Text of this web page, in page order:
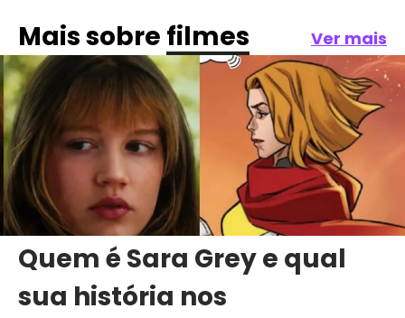
Mais sobre filmes Ver mais
Quem é Sara Grey e qual
sua história nos